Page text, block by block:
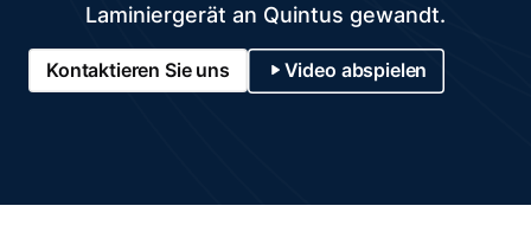
Laminiergerät an Quintus gewandt.
Kontaktieren Sie uns Video abspielen